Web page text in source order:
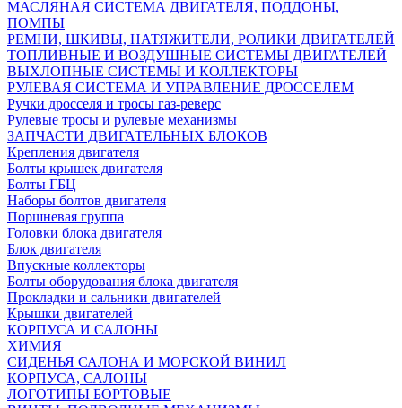
МАСЛЯНАЯ СИСТЕМА ДВИГАТЕЛЯ, ПОДДОНЫ,
ПОМПЫ
РЕМНИ, ШКИВЫ, НАТЯЖИТЕЛИ, РОЛИКИ ДВИГАТЕЛЕЙ
ТОПЛИВНЫЕ И ВОЗДУШНЫЕ СИСТЕМЫ ДВИГАТЕЛЕЙ
ВЫХЛОПНЫЕ СИСТЕМЫ И КОЛЛЕКТОРЫ
РУЛЕВАЯ СИСТЕМА И УПРАВЛЕНИЕ ДРОССЕЛЕМ
Ручки дросселя и тросы газ-реверс
Рулевые тросы и рулевые механизмы
ЗАПЧАСТИ ДВИГАТЕЛЬНЫХ БЛОКОВ
Крепления двигателя
Болты крышек двигателя
Болты ГБЦ
Наборы болтов двигателя
Поршневая группа
Головки блока двигателя
Блок двигателя
Впускные коллекторы
Болты оборудования блока двигателя
Прокладки и сальники двигателей
Крышки двигателей
КОРПУСА И САЛОНЫ
ХИМИЯ
СИДЕНЬЯ САЛОНА И МОРСКОЙ ВИНИЛ
КОРПУСА, САЛОНЫ
ЛОГОТИПЫ БОРТОВЫЕ